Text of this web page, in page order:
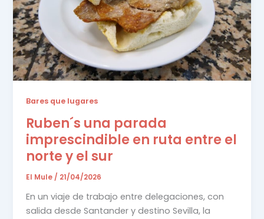
Bares que lugares
Ruben´s una parada
imprescindible en ruta entre el
norte y el sur
El Mule / 21/04/2026
En un viaje de trabajo entre delegaciones, con
salida desde Santander y destino Sevilla, la